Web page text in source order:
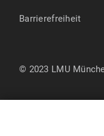
Barrierefreiheit
© 2023 LMU